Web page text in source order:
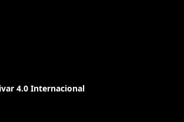
4.0 Internacional